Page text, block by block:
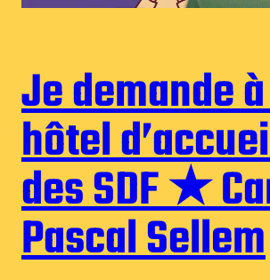
Je demande
hôtel
des SDF ★
Pascal Sellem